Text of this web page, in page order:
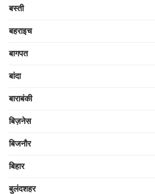
बस्ती
बहराइच
बागपत
बांदा
बाराबंकी
बिज़नेस
बिजनौर
बिहार
बुलंदशहर